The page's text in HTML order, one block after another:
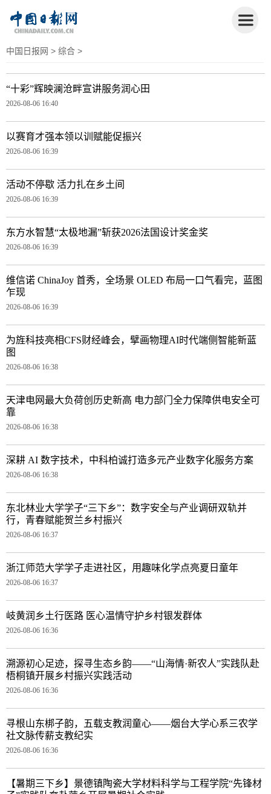
中国日报网 > 综合 >
“十彩”辉映澜沧畔宣讲服务润心田
2026-08-06 16:40
以赛育才强本领以训赋能促振兴
2026-08-06 16:39
活动不停歇 活力扎在乡土间
2026-08-06 16:39
东方水智慧“太极地漏”斩获2026法国设计奖金奖
2026-08-06 16:39
维信诺 ChinaJoy 首秀，全场景 OLED 布局一口气看完，蓝图
乍现
2026-08-06 16:39
为旌科技亮相CFS财经峰会，擘画物理AI时代端侧智能新蓝
图
2026-08-06 16:38
天津电网最大负荷创历史新高 电力部门全力保障供电安全可
靠
2026-08-06 16:38
深耕 AI 数字技术，中科柏诚打造多元产业数字化服务方案
2026-08-06 16:38
东北林业大学学子“三下乡”：数字安全与产业调研双轨并
行，青春赋能贺兰乡村振兴
2026-08-06 16:37
浙江师范大学学子走进社区，用趣味化学点亮夏日童年
2026-08-06 16:37
岐黄润乡土行医路 医心温情守护乡村银发群体
2026-08-06 16:36
溯源初心足迹，探寻生态乡韵——“山海情·新农人”实践队赴
梧桐镇开展乡村振兴实践活动
2026-08-06 16:36
寻根山东梆子韵，五载支教润童心——烟台大学心系三农学
社文脉传薪支教纪实
2026-08-06 16:36
【暑期三下乡】景德镇陶瓷大学材料科学与工程学院“先锋材